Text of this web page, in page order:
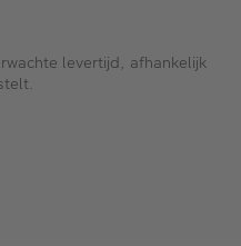
levertijd, afhankelijk